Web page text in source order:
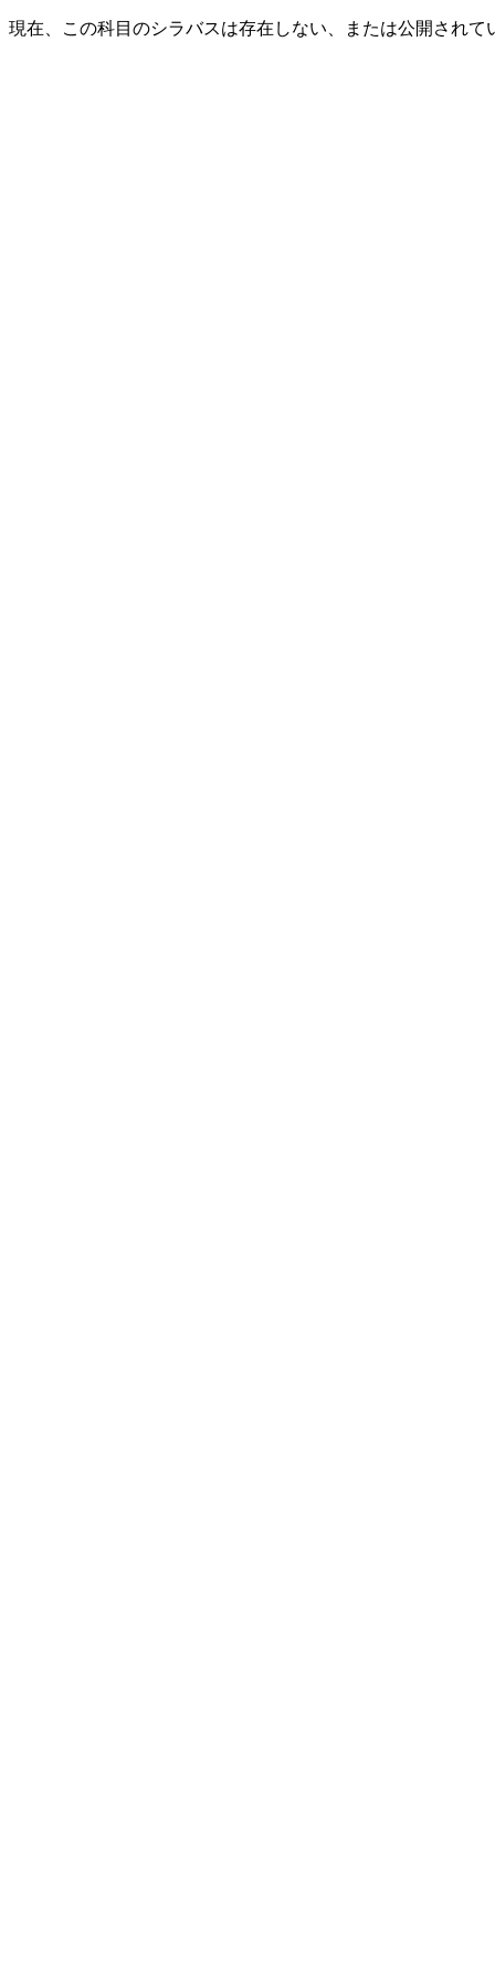
現在、この科目のシラバスは存在しない、または公開されて